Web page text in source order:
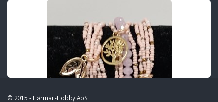
© 2015 - Hørman-Hobby ApS